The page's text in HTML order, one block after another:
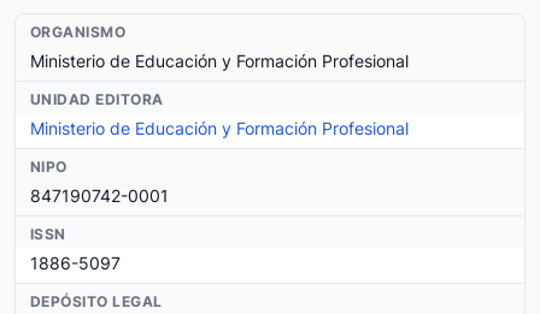
ORGANISMO
Ministerio de Educación y Formación Profesional
UNIDAD EDITORA
Ministerio de Educación y Formación Profesional
NIPO
847190742-0001
ISSN
1886-5097
DEPÓSITO LEGAL